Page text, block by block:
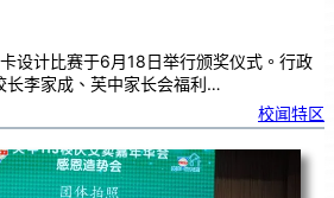
设计比赛于6月18日举行颁奖仪式。行政
长李家成、芙中家长会福利…
校闻特区